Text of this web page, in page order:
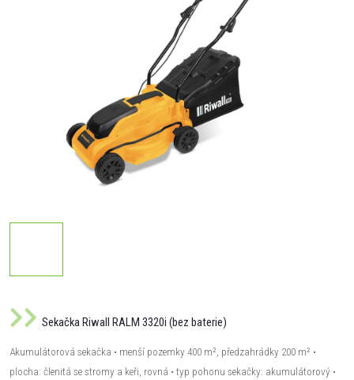
Sekačka Riwall RALM 3320i (bez baterie)
Akumulátorová sekačka • menší pozemky 400 m², předzahrádky 200 m² •
plocha: členitá se stromy a keři, rovná • typ pohonu sekačky: akumulátorový •